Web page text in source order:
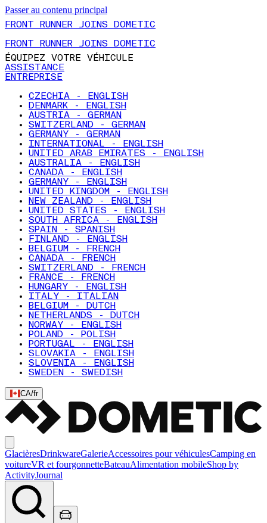
Passer au contenu principal
FRONT RUNNER JOINS DOMETIC
FRONT RUNNER JOINS DOMETIC
ÉQUIPEZ VOTRE VÉHICULE
ASSISTANCE
ENTREPRISE
CZECHIA - ENGLISH
DENMARK - ENGLISH
AUSTRIA - GERMAN
SWITZERLAND - GERMAN
GERMANY - GERMAN
INTERNATIONAL - ENGLISH
UNITED ARAB EMIRATES - ENGLISH
AUSTRALIA - ENGLISH
CANADA - ENGLISH
GERMANY - ENGLISH
UNITED KINGDOM - ENGLISH
NEW ZEALAND - ENGLISH
UNITED STATES - ENGLISH
SOUTH AFRICA - ENGLISH
SPAIN - SPANISH
FINLAND - ENGLISH
BELGIUM - FRENCH
CANADA - FRENCH
SWITZERLAND - FRENCH
FRANCE - FRENCH
HUNGARY - ENGLISH
ITALY - ITALIAN
BELGIUM - DUTCH
NETHERLANDS - DUTCH
NORWAY - ENGLISH
POLAND - POLISH
PORTUGAL - ENGLISH
SLOVAKIA - ENGLISH
SLOVENIA - ENGLISH
SWEDEN - SWEDISH
CA/fr
GlacièresDrinkwareGalerieAccessoires pour véhiculesCamping en
voitureVR et fourgonnetteBateauAlimentation mobileShop by
ActivityJournal